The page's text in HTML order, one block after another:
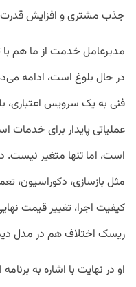
جذب مشتری و افزایش قدرت
در حال بلوغ است، ادامه
فنی به یک سرویس اعتباری،
عملیاتی پایدار برای
است، اما تنها متغیر
مثل بازسازی، دکوراسیون،
کیفیت اجرا، تغییر قیمت
ریسک اختلاف هم در مدل
او در نهایت با اشاره به